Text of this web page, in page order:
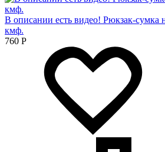
В описании есть видео! Рюкзак-сумка
кмф.
760 Р